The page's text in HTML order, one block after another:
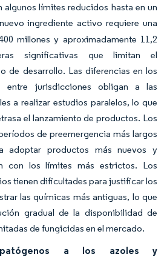
algunos límites reducidos hasta en un
ingrediente activo requiere una
millones y aproximadamente 11,2
significativas que limitan el
de desarrollo. Las diferencias en los
entre jurisdicciones obligan a las
a realizar estudios paralelos, lo que
el lanzamiento de productos. Los
de preemergencia más largos
adoptar productos más nuevos y
con los límites más estrictos. Los
tienen dificultades para justificar los
las químicas más antiguas, lo que
gradual de la disponibilidad de
de fungicidas en el mercado.
a los azoles y